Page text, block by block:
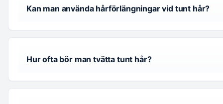
Kan man använda hårförlängningar vid tunt hår?
Hur ofta bör man tvätta tunt hår?